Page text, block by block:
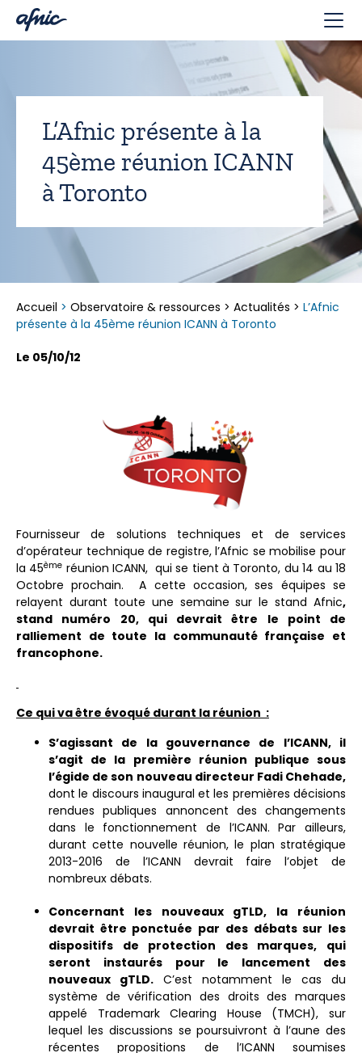
L’Afnic présente à la
45ème réunion ICANN
à Toronto
Accueil > Observatoire & ressources > Actualités > L’Afnic
présente à la 45ème réunion ICANN à Toronto
Le 05/10/12
Fournisseur de solutions techniques et de services
d’opérateur technique de registre, l’Afnic se mobilise pour
la 45ème réunion ICANN, qui se tient à Toronto, du 14 au 18
Octobre prochain. A cette occasion, ses équipes se
relayent durant toute une semaine sur le stand Afnic,
stand numéro 20, qui devrait être le point de
ralliement de toute la communauté française et
francophone.
Ce qui va être évoqué durant la réunion :
S’agissant de la gouvernance de l’ICANN, il
s’agit de la première réunion publique sous
l’égide de son nouveau directeur Fadi Chehade,
dont le discours inaugural et les premières décisions
rendues publiques annoncent des changements
dans le fonctionnement de l’ICANN. Par ailleurs,
durant cette nouvelle réunion, le plan stratégique
2013-2016 de l’ICANN devrait faire l’objet de
nombreux débats.
Concernant les nouveaux gTLD, la réunion
devrait être ponctuée par des débats sur les
dispositifs de protection des marques, qui
seront instaurés pour le lancement des
nouveaux gTLD. C’est notamment le cas du
système de vérification des droits des marques
appelé Trademark Clearing House (TMCH), sur
lequel les discussions se poursuivront à l’aune des
récentes propositions de l’ICANN soumises
Panneau de gestion des cookies